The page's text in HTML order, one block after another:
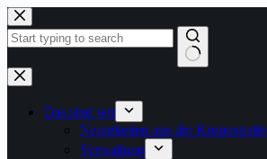
Zum
Inhalt
springen
Keine
Ergebnisse
Das sind wir
Neuigkeiten aus der Kruppstraße
Verwaltung